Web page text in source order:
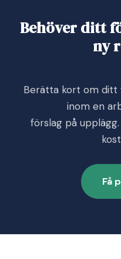
Behöver ditt
ny
Berätta kort om ditt
inom en
förslag på
Få